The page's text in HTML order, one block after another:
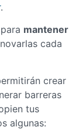
.
mantener
cada
crear
barreras
tus
algunas: